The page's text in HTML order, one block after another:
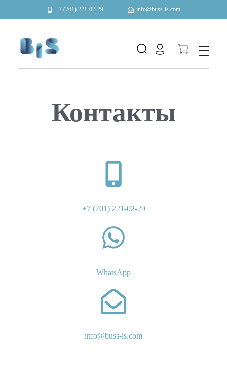
+7 (701) 221-02-29 info@buss-is.com
Автоматизация и энергоэффективность
Контакты
+7 (701) 221-02-29
WhatsApp
info@buss-is.com